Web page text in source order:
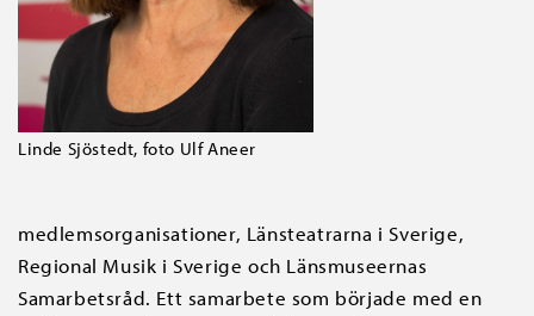
Linde Sjöstedt, foto Ulf Aneer
medlemsorganisationer, Länsteatrarna i Sverige,
Regional Musik i Sverige och Länsmuseernas
Samarbetsråd. Ett samarbete som började med en